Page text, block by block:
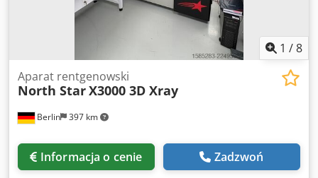
1 /8
Berlin 397 km
Aparat rentgenowski
North StarX3000 3D Xray
Informacja o cenie Zadzwoń